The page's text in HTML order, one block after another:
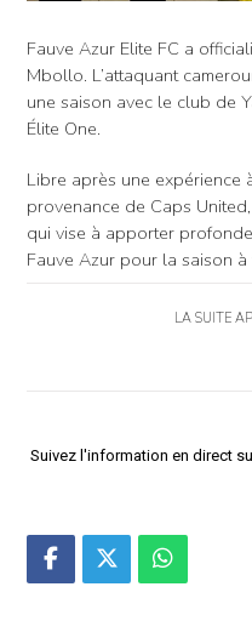
Fauve Azur Elite FC a
Mbollo. L’attaquant
une saison avec le club de
Élite One.
Libre après une expérience
provenance de Caps
qui vise à apporter
Fauve Azur pour la saison à
LA SUITE
Suivez l'information en direct